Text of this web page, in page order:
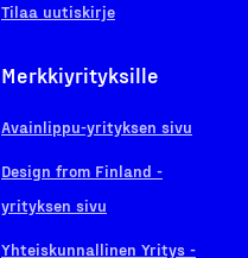
Tilaa uutiskirje
Merkkiyrityksille
Avainlippu-yrityksen sivu
Design from Finland -
yrityksen sivu
Yhteiskunnallinen Yritys -